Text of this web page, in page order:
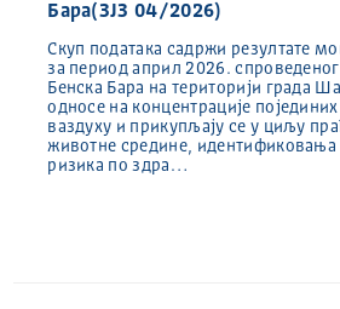
Бара(ЗЈЗ 04/2026)
Скуп података садржи резултате
за период април 2026.
Бенска Бара на територији града
односе на концентрације
ваздуху и прикупљају се у циљу
животне средине, идентификовања
ризика по здра…